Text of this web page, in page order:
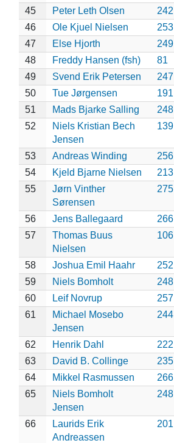
45 Peter Leth Olsen 242
46
Ole Kjuel Nielsen 253
47
Else Hjorth 249
48
Freddy Hansen (fsh) 81
49
Svend Erik Petersen 247
50
Tue Jørgensen 191
51
Mads Bjarke Salling 248
52
Niels Kristian Bech
Jensen
139
53 Andreas Winding 256
54
Kjeld Bjarne Nielsen 213
55
Jørn Vinther
Sørensen
275
56 Jens Ballegaard 266
57
Thomas Buus
Nielsen
106
58 Joshua Emil Haahr 252
59
Niels Bomholt 248
60
Leif Novrup 257
61
Michael Mosebo
Jensen
244
62 Henrik Dahl 222
63
David B. Collinge 235
64
Mikkel Rasmussen 266
65
Niels Bomholt
Jensen
248
66
Laurids Erik
Andreassen
201